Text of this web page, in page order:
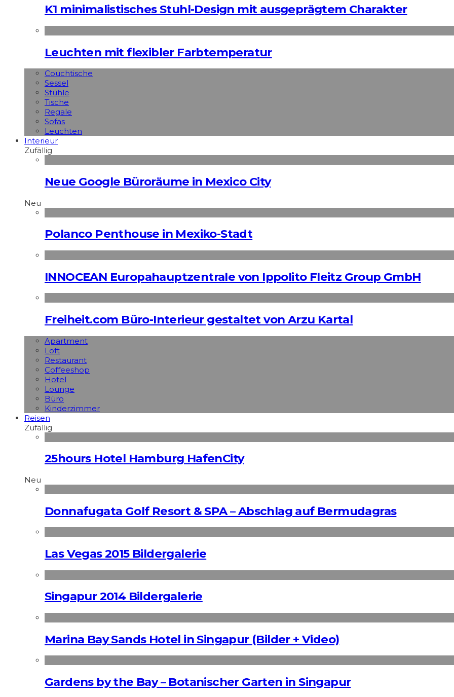
K1 minimalistisches Stuhl-Design mit ausgeprägtem Charakter
Leuchten mit flexibler Farbtemperatur
Couchtische
Sessel
Stühle
Tische
Regale
Sofas
Leuchten
Interieur
Zufällig
Neue Google Büroräume in Mexico City
Neu
Polanco Penthouse in Mexiko-Stadt
INNOCEAN Europahauptzentrale von Ippolito Fleitz Group GmbH
Freiheit.com Büro-Interieur gestaltet von Arzu Kartal
Apart­ment
Loft
Restaurant
Coffeeshop
Hotel
Lounge
Büro
Kinderzimmer
Reisen
Zufällig
25hours Hotel Hamburg HafenCity
Neu
Donnafugata Golf Resort & SPA – Abschlag auf Bermudagras
Las Vegas 2015 Bildergalerie
Singapur 2014 Bildergalerie
Marina Bay Sands Hotel in Singapur (Bilder + Video)
Gardens by the Bay – Botanischer Garten in Singapur